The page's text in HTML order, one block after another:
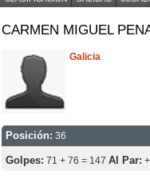
CARMEN MIGUEL
Galicia
Posición: 36
Golpes: 71 + 76 = 147 Al Par: